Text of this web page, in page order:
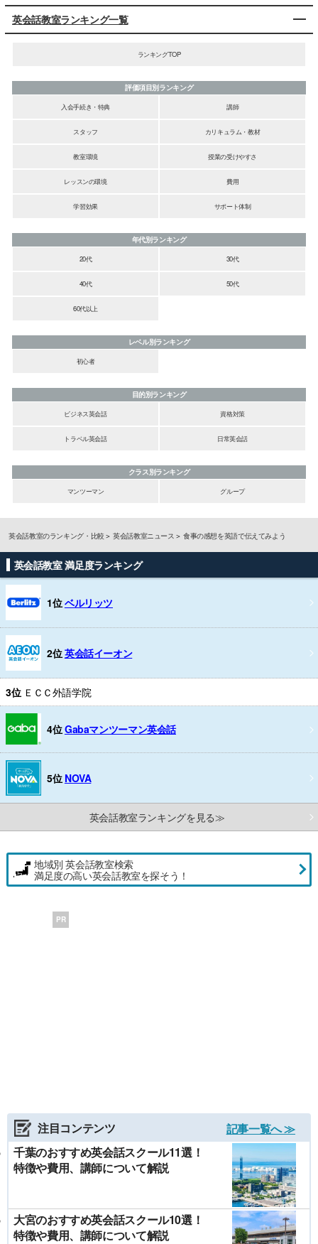
英会話教室ランキング一覧
ランキングTOP
評価項目別ランキング
入会手続き・特典
講師
スタッフ カリキュラム・教材
教室環境 授業の受けやすさ
レッスンの環境 費用
学習効果 サポート体制
年代別ランキング
20代
30代
40代 50代
60代以上
レベル別ランキング
初心者
目的別ランキング
ビジネス英会話
資格対策
トラベル英会話 日常英会話
クラス別ランキング
マンツーマン
グループ
英会話教室のランキング・比較 英会話教室ニュース 食事の感想を英語で伝えてみよう
英会話教室 満足度ランキング
1位ベルリッツ
2位英会話イーオン
3位 ＥＣＣ外語学院
4位Gabaマンツーマン英会話
5位 NOVA
英会話教室ランキングを見る≫
地域別 英会話教室検索
満足度の高い英会話教室を探そう！
PR
注目コンテンツ
記事一覧へ ≫
千葉のおすすめ英会話スクール11選！
特徴や費用、講師について解説
大宮のおすすめ英会話スクール10選！
特徴や費用、講師について解説